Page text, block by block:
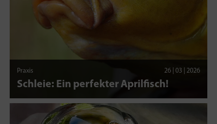
Praxis 26 | 03 | 2026
Schleie: Ein perfekter Aprilfisch!